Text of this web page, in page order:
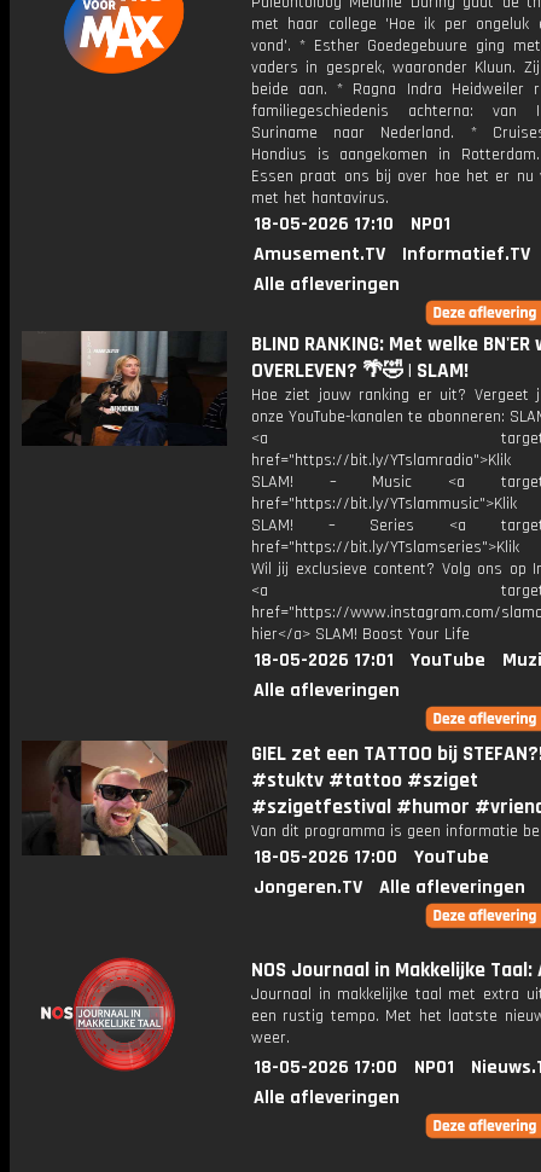
met haar college 'Hoe ik per ongeluk
vond'. * Esther Goedegebuure ging
vaders in gesprek, waaronder Kluun.
beide aan. * Ragna Indra Heidweiler
familiegeschiedenis achterna: van
Suriname naar Nederland. *
Hondius is aangekomen in
Essen praat ons bij over hoe het er nu
met het hantavirus.
18-05-2026 17:10
NPO1
Amusement.TV
Informatief.TV
Alle afleveringen
BLIND RANKING: Met welke BN'ER
OVERLEVEN? 🌴🤣 | SLAM!
Hoe ziet jouw ranking er uit? Vergeet
onze YouTube-kanalen te abonneren:
<a
href="https://bit.ly/
SLAM! – Music <a
href="https://bit.ly/
SLAM! – Series <a
href="https://bit.ly/
Wil jij exclusieve content? Volg ons op
<a
href="https://www.instagram.com/
hier</a> SLAM! Boost Your Life
18-05-2026 17:01 YouTube
Alle afleveringen
GIEL zet een TATTOO bij
#stuktv #tattoo #sziget
#szigetfestival #humor
Van dit programma is geen informatie
18-05-2026 17:00
YouTube
Jongeren.TV
Alle afleveringen
NOS Journaal in Makkelijke
Journaal in makkelijke taal met extra
een rustig tempo. Met het laatste
weer.
18-05-2026 17:00 NPO1
Alle afleveringen